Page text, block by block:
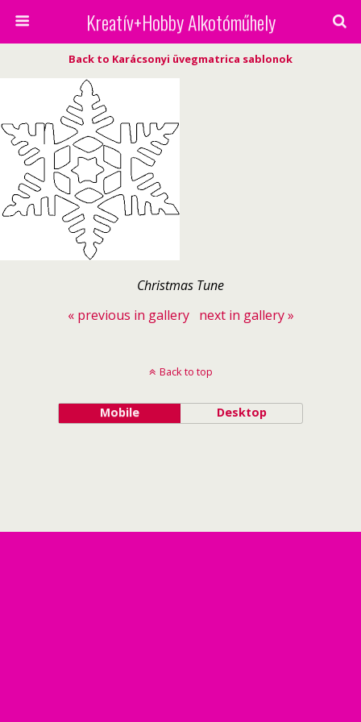
Kreatív+Hobby Alkotóműhely
Back to Karácsonyi üvegmatrica sablonok
Christmas Tune
« previous in gallery
next in gallery »
Back to top
Mobile Desktop